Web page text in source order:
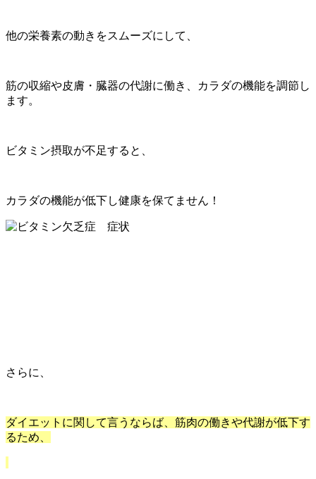
他の栄養素の動きをスムーズにして、
筋の収縮や皮膚・臓器の代謝に働き、カラダの機能を調節し
ます。
ビタミン摂取が不足すると、
カラダの機能が低下し健康を保てません！
さらに、
ダイエットに関して言うならば、筋肉の働きや代謝が低下す
るため、